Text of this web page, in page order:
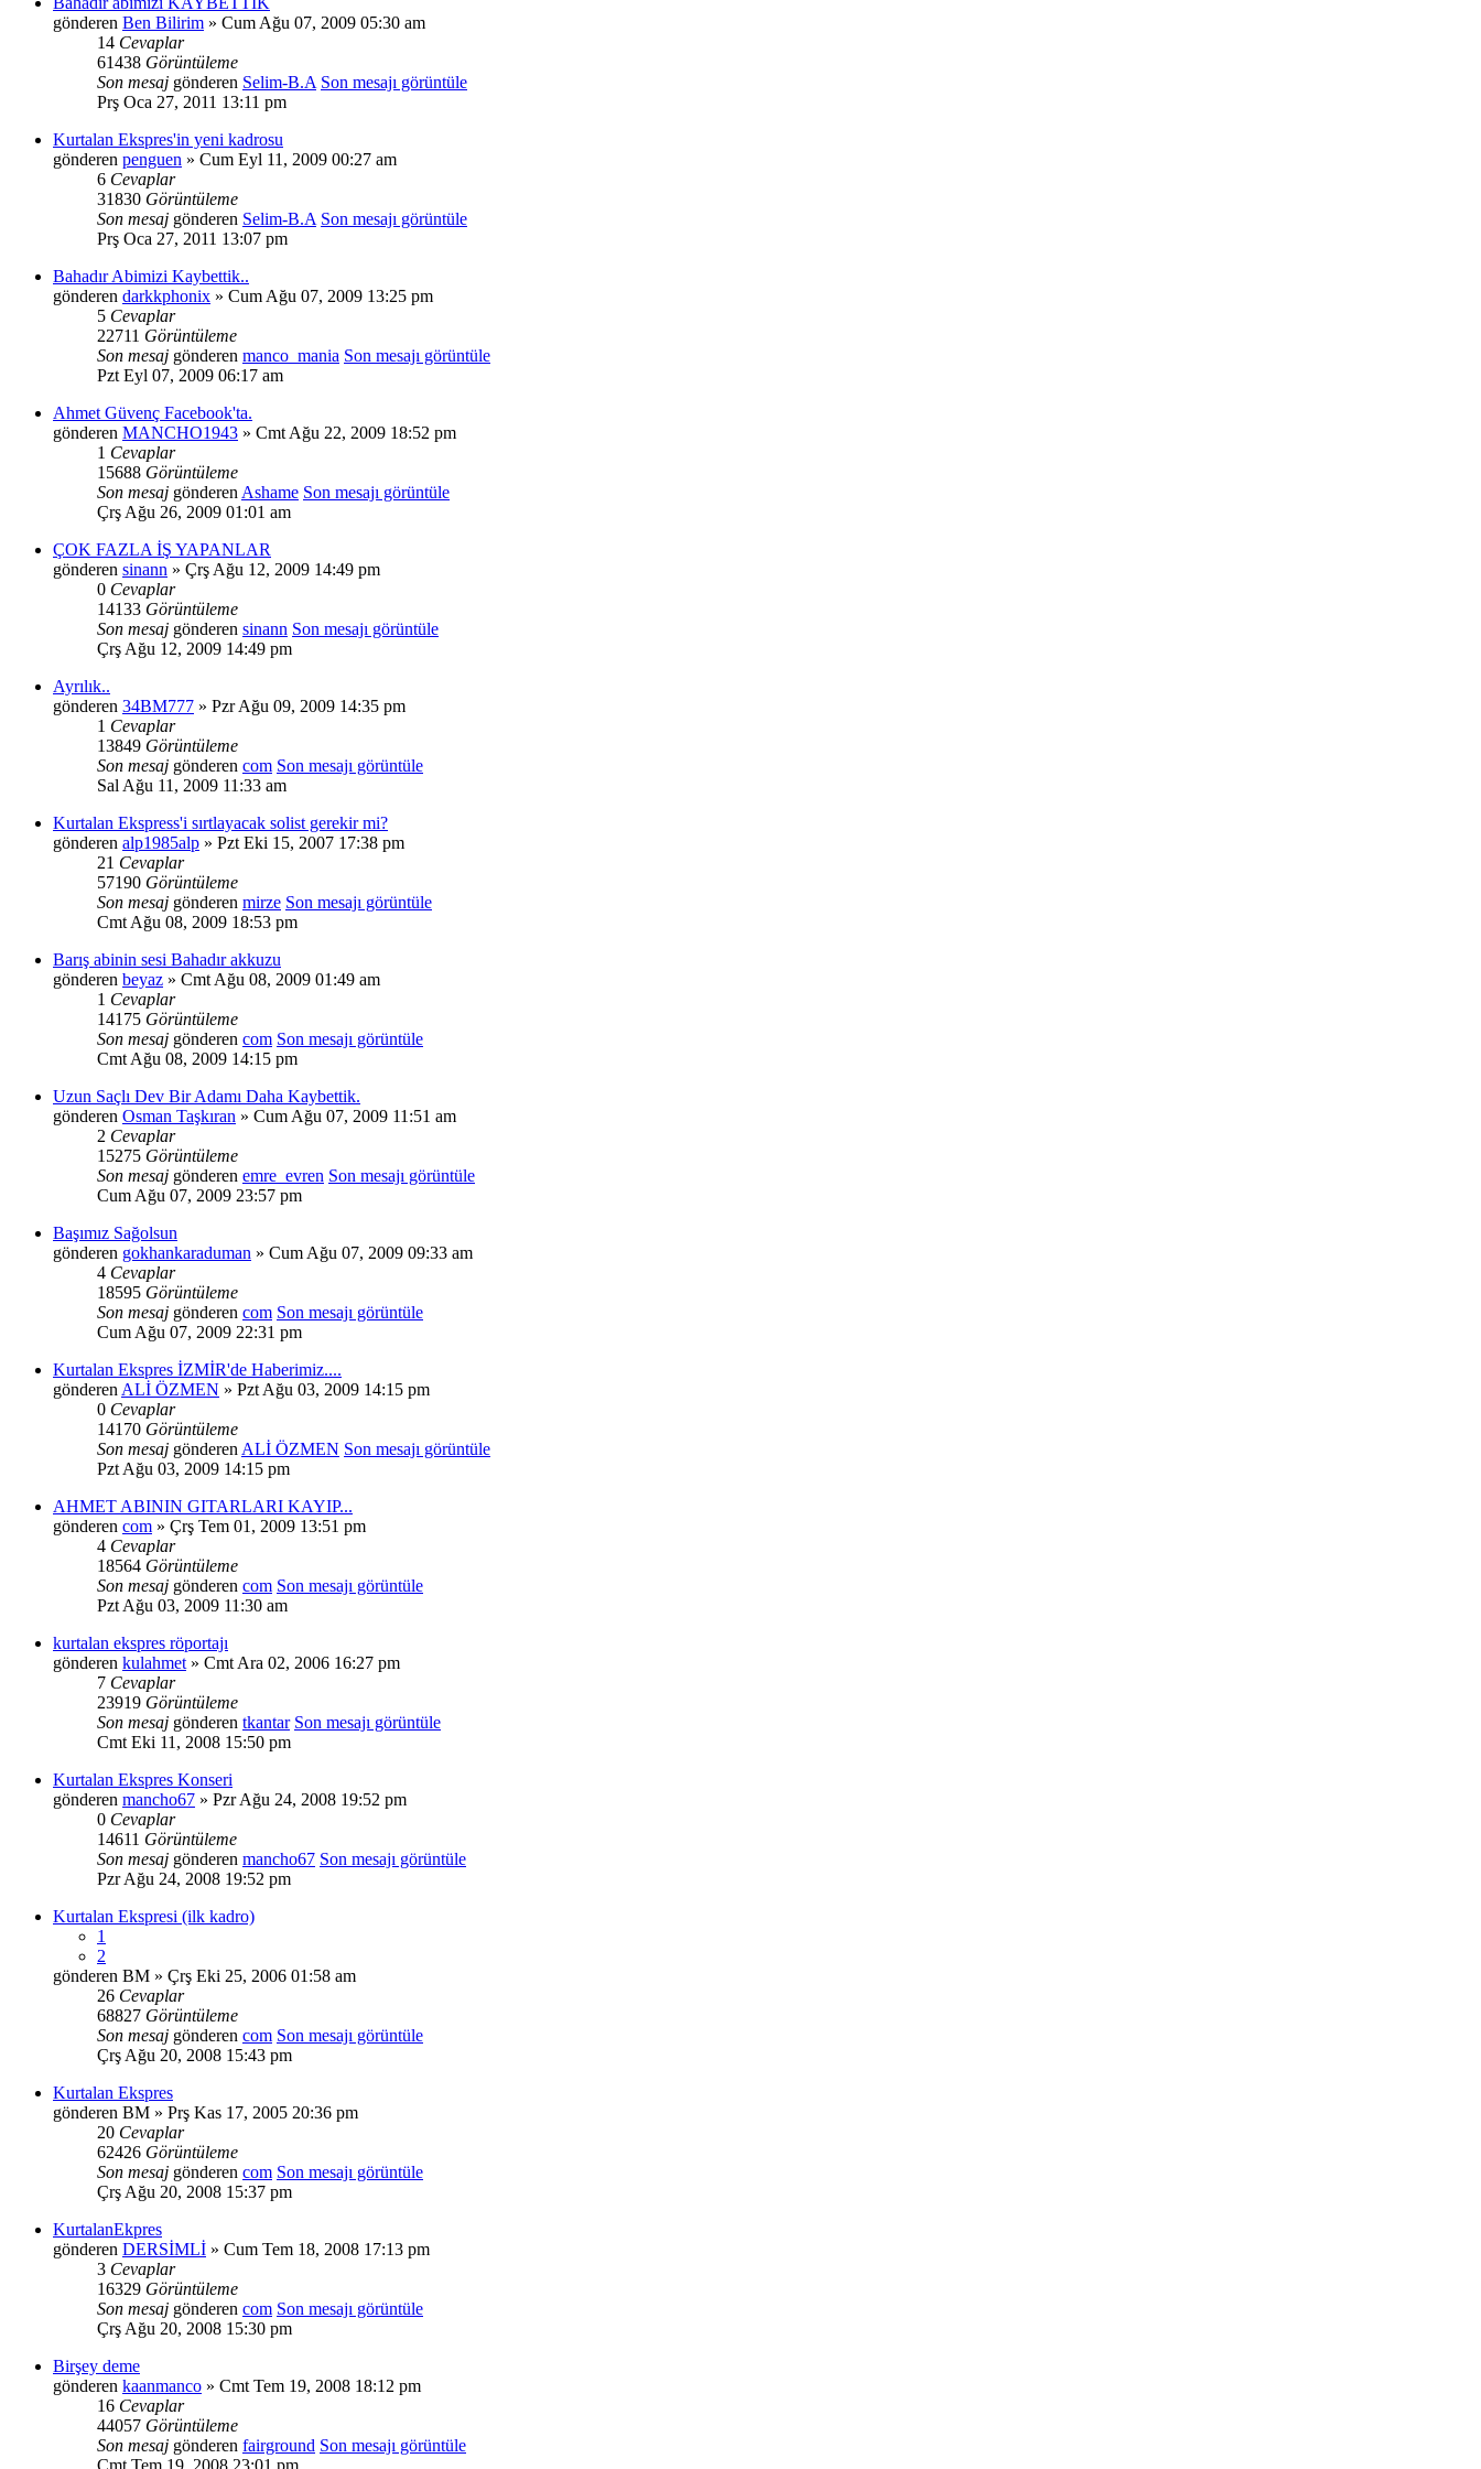
gönderen Ben Bilirim » Cum Ağu 07, 2009 05:30 am
14 Cevaplar
61438 Görüntüleme
Son mesaj gönderen Selim-B.A Son mesajı görüntüle
Prş Oca 27, 2011 13:11 pm
Kurtalan Ekspres'in yeni kadrosu
gönderen penguen » Cum Eyl 11, 2009 00:27 am
6 Cevaplar
31830 Görüntüleme
Son mesaj gönderen Selim-B.A Son mesajı görüntüle
Prş Oca 27, 2011 13:07 pm
Bahadır Abimizi Kaybettik..
gönderen darkkphonix » Cum Ağu 07, 2009 13:25 pm
5 Cevaplar
22711 Görüntüleme
Son mesaj gönderen manco_mania Son mesajı görüntüle
Pzt Eyl 07, 2009 06:17 am
Ahmet Güvenç Facebook'ta.
gönderen MANCHO1943 » Cmt Ağu 22, 2009 18:52 pm
1 Cevaplar
15688 Görüntüleme
Son mesaj gönderen Ashame Son mesajı görüntüle
Çrş Ağu 26, 2009 01:01 am
ÇOK FAZLA İŞ YAPANLAR
gönderen sinann » Çrş Ağu 12, 2009 14:49 pm
0 Cevaplar
14133 Görüntüleme
Son mesaj gönderen sinann Son mesajı görüntüle
Çrş Ağu 12, 2009 14:49 pm
Ayrılık..
gönderen 34BM777 » Pzr Ağu 09, 2009 14:35 pm
1 Cevaplar
13849 Görüntüleme
Son mesaj gönderen com Son mesajı görüntüle
Sal Ağu 11, 2009 11:33 am
Kurtalan Ekspress'i sırtlayacak solist gerekir mi?
gönderen alp1985alp » Pzt Eki 15, 2007 17:38 pm
21 Cevaplar
57190 Görüntüleme
Son mesaj gönderen mirze Son mesajı görüntüle
Cmt Ağu 08, 2009 18:53 pm
Barış abinin sesi Bahadır akkuzu
gönderen beyaz » Cmt Ağu 08, 2009 01:49 am
1 Cevaplar
14175 Görüntüleme
Son mesaj gönderen com Son mesajı görüntüle
Cmt Ağu 08, 2009 14:15 pm
Uzun Saçlı Dev Bir Adamı Daha Kaybettik.
gönderen Osman Taşkıran » Cum Ağu 07, 2009 11:51 am
2 Cevaplar
15275 Görüntüleme
Son mesaj gönderen emre_evren Son mesajı görüntüle
Cum Ağu 07, 2009 23:57 pm
Başımız Sağolsun
gönderen gokhankaraduman » Cum Ağu 07, 2009 09:33 am
4 Cevaplar
18595 Görüntüleme
Son mesaj gönderen com Son mesajı görüntüle
Cum Ağu 07, 2009 22:31 pm
Kurtalan Ekspres İZMİR'de Haberimiz....
gönderen ALİ ÖZMEN » Pzt Ağu 03, 2009 14:15 pm
0 Cevaplar
14170 Görüntüleme
Son mesaj gönderen ALİ ÖZMEN Son mesajı görüntüle
Pzt Ağu 03, 2009 14:15 pm
AHMET ABININ GITARLARI KAYIP...
gönderen com » Çrş Tem 01, 2009 13:51 pm
4 Cevaplar
18564 Görüntüleme
Son mesaj gönderen com Son mesajı görüntüle
Pzt Ağu 03, 2009 11:30 am
kurtalan ekspres röportajı
gönderen kulahmet » Cmt Ara 02, 2006 16:27 pm
7 Cevaplar
23919 Görüntüleme
Son mesaj gönderen tkantar Son mesajı görüntüle
Cmt Eki 11, 2008 15:50 pm
Kurtalan Ekspres Konseri
gönderen mancho67 » Pzr Ağu 24, 2008 19:52 pm
0 Cevaplar
14611 Görüntüleme
Son mesaj gönderen mancho67 Son mesajı görüntüle
Pzr Ağu 24, 2008 19:52 pm
Kurtalan Ekspresi (ilk kadro)
1
2
gönderen BM » Çrş Eki 25, 2006 01:58 am
26 Cevaplar
68827 Görüntüleme
Son mesaj gönderen com Son mesajı görüntüle
Çrş Ağu 20, 2008 15:43 pm
Kurtalan Ekspres
gönderen BM » Prş Kas 17, 2005 20:36 pm
20 Cevaplar
62426 Görüntüleme
Son mesaj gönderen com Son mesajı görüntüle
Çrş Ağu 20, 2008 15:37 pm
KurtalanEkpres
gönderen DERSİMLİ » Cum Tem 18, 2008 17:13 pm
3 Cevaplar
16329 Görüntüleme
Son mesaj gönderen com Son mesajı görüntüle
Çrş Ağu 20, 2008 15:30 pm
Birşey deme
gönderen kaanmanco » Cmt Tem 19, 2008 18:12 pm
16 Cevaplar
44057 Görüntüleme
Son mesaj gönderen fairground Son mesajı görüntüle
Cmt Tem 19, 2008 23:01 pm